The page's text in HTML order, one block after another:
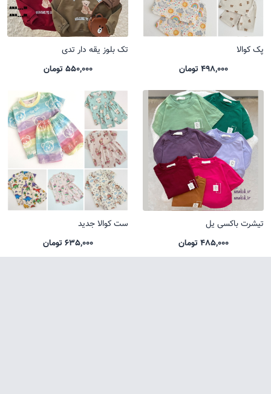
پک کوالا
498,000 تومان
تک بلوز یقه دار تدی
550,000 تومان
تیشرت باکسی یل
485,000 تومان
ست کوالا جدید
635,000 تومان